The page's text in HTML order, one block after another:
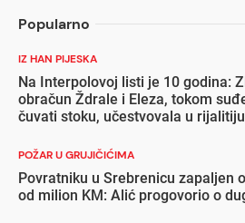
Popularno
IZ HAN PIJESKA
Na Interpolovoj listi je 10 godina:
obračun Ždrale i Eleza, tokom
čuvati stoku, učestvovala u rijalitiju
POŽAR U GRUJIČIĆIMA
Povratniku u Srebrenicu zapaljen
od milion KM: Alić progovorio o